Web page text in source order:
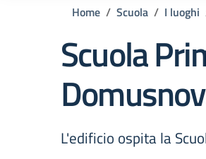
Home Scuola I luoghi
Scuola
L'edificio ospita la